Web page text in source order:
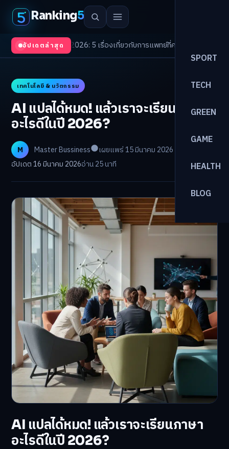
Ranking5
SPORT
TECH
GREEN
GAME
HEALTH
BLOG
อัปเดตล่าสุด
2026: 5 เรื่องเกี่ยวกับการแพทย์ที่ควรรู้/ดอกเบี้ยขาขึ้นรอบใหม่! จั
เทคโนโลยี & นวัตกรรม
AI แปลได้หมด! แล้วเราจะเรียนภาษา
อะไรดีในปี 2026?
M Master Bussiness
เผยแพร่ 15 มีนาคม 2026
อัปเดต 16 มีนาคม 2026อ่าน 25 นาที
AI แปลได้หมด! แล้วเราจะเรียนภาษา
อะไรดีในปี 2026?